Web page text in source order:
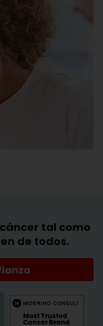
tal como
de todos.